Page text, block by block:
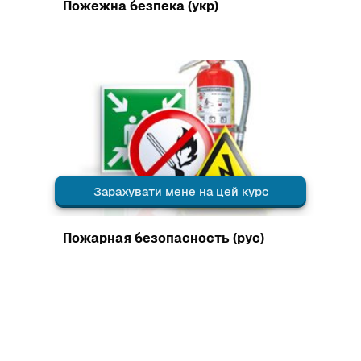
Зображення курсу
Пожежна безпека (укр)
Зарахувати мене на цей курс
Зображення курсу" Пожарная безопасность (рус)
Зображення курсу
Пожарная безопасность (рус)